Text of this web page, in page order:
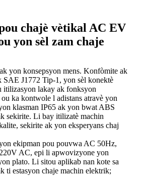
chajè vètikal AC EV
yon sèl zam chaje
yon konsepsyon mens. Konfòmite ak
J1772 Tip-1, yon sèl konektè
lakay ak fonksyon
ka kontwole l adistans atravè yon
klasman IP65 ak yon bwat ABS
sekirite. Li bay itilizatè machin
sekirite ak yon eksperyans chaj
ekipman pou pouvwa AC 50Hz,
AC, epi li apwovizyone yon
plato. Li sitou aplikab nan kote sa
ti estasyon chaje machin elektrik;